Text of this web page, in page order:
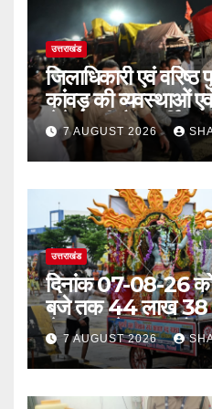
उत्तराखंड
जिलाधिकारी एवं
कांवड़ की व्यवस्थाओं
लेने बैरागी कैंप पार्किंग
देर रात्रि पहुंचे
7 AUGUST 2026
उत्तराखंड
दिनांक 07-08-26
बजे तक 44 लाख 38
लेकर अपने गंतव्य को
7 AUGUST 2026